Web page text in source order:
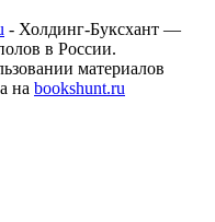
- Холдинг-Буксхант —
в России.
материалов
на bookshunt.ru